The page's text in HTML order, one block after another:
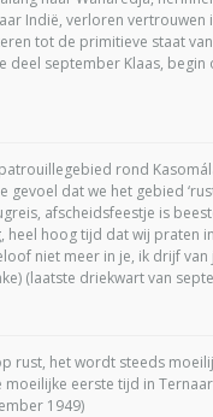
Indië, verloren vertrouwen
tot de primitieve staat
deel september Klaas, begin
rond
gevoel dat we het gebied
afscheidsfeestje is
heel hoog tijd dat wij praten
niet meer in je, ik drijf van
(laatste driekwart van
rust, het wordt steeds
moeilijke eerste tijd in
1949)